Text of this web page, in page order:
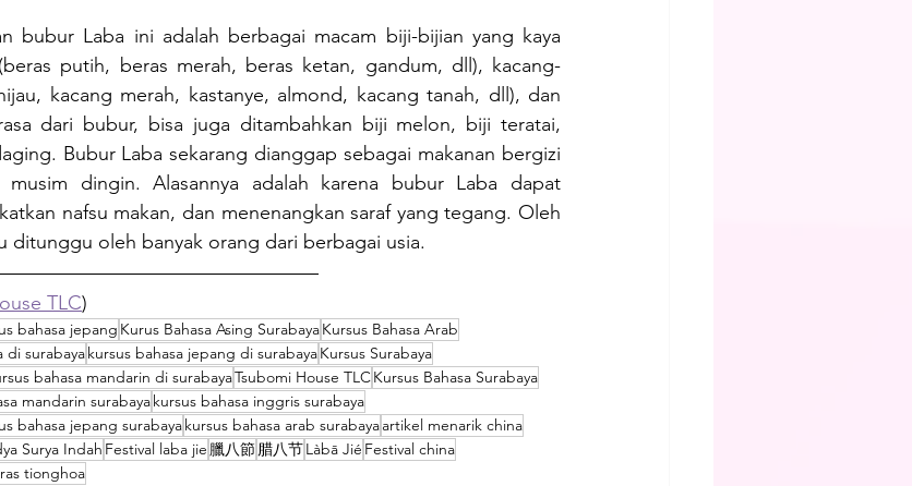
bubur Laba ini adalah berbagai macam biji-bijian yang kaya
putih, beras merah, beras ketan, gandum, dll), kacang-
kacang merah, kastanye, almond, kacang tanah, dll), dan
dari bubur, bisa juga ditambahkan biji melon, biji teratai,
Bubur Laba sekarang dianggap sebagai makanan bergizi
dingin. Alasannya adalah karena bubur Laba dapat
nafsu makan, dan menenangkan saraf yang tegang. Oleh
ditunggu oleh banyak orang dari berbagai usia.
TLC)
bahasa jepang Kurus Bahasa Asing SurabayaKursus Bahasa Arab
di surabayakursus bahasa jepang di surabayaKursus Surabaya
bahasa mandarin di surabayaTsubomi House TLCKursus Bahasa Surabaya
mandarin surabayakursus bahasa inggris surabaya
bahasa jepang surabayakursus bahasa arab surabayaartikel menarik china
Surya Indah Festival laba jie 臘八節腊八节Làbā Jié Festival china
tionghoa